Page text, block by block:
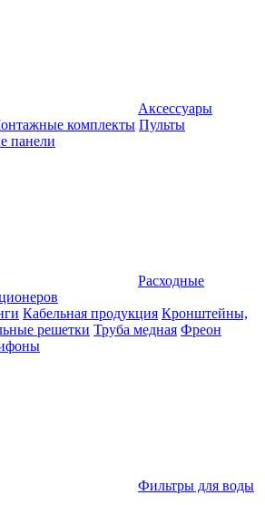
Аксессуары
комплекты Пульты
панели
Расходные
Кабельная продукция Кронштейны,
решетки Труба медная Фреон
Фильтры для воды